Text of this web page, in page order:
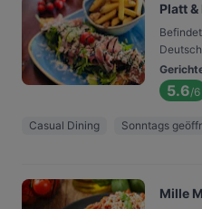
Platt
5.6/6
Casual Dining Sonntags
Mille